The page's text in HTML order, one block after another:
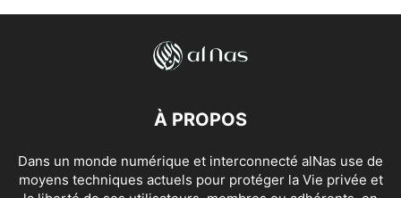
À PROPOS
Dans un monde numérique et interconnecté alNas use de
moyens techniques actuels pour protéger la Vie privée et